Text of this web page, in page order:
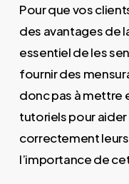
Pour que vos
des avantages de
essentiel de les
fournir des
donc pas à mettre
tutoriels pour
correctement
l’importance de